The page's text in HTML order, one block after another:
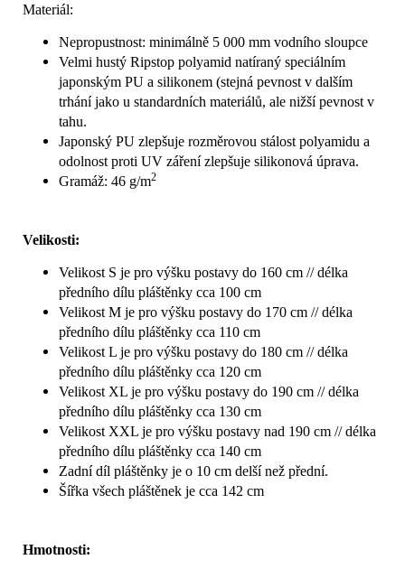
Materiál:
Nepropustnost: minimálně 5 000 mm vodního sloupce
Velmi hustý Ripstop polyamid natíraný speciálním
japonským PU a silikonem (stejná pevnost v dalším
trhání jako u standardních materiálů, ale nižší pevnost v
tahu.
Japonský PU zlepšuje rozměrovou stálost polyamidu a
odolnost proti UV záření zlepšuje silikonová úprava.
Gramáž: 46 g/m2
Velikosti:
Velikost S je pro výšku postavy do 160 cm // délka
předního dílu pláštěnky cca 100 cm
Velikost M je pro výšku postavy do 170 cm // délka
předního dílu pláštěnky cca 110 cm
Velikost L je pro výšku postavy do 180 cm // délka
předního dílu pláštěnky cca 120 cm
Velikost XL je pro výšku postavy do 190 cm // délka
předního dílu pláštěnky cca 130 cm
Velikost XXL je pro výšku postavy nad 190 cm // délka
předního dílu pláštěnky cca 140 cm
Zadní díl pláštěnky je o 10 cm delší než přední.
Šířka všech pláštěnek je cca 142 cm
Hmotnosti: